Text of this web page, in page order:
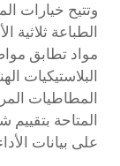
وتتيح خيارات
الطباعة ثلاثية
مواد تطابق
البلاستيكيات
المطاطيات
المتاحة
على بيانات